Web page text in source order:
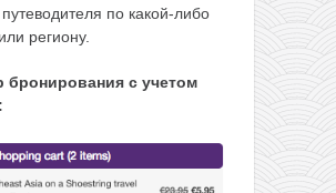
по какой-либо
региону.
бронирования с учетом